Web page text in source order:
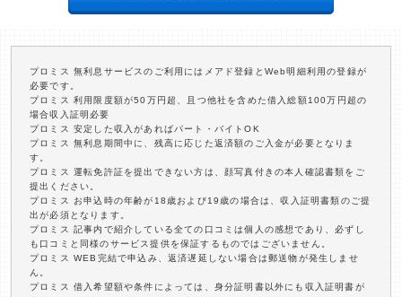
プロミス 無利息サービスのご利用にはメアド登録とWeb明細利用の登録が
必要です。
プロミス 利用限度額が50万円超、且つ他社を含めた借入総額100万円超の
場合収入証明必要
プロミス 安定した収入があればパート・バイトOK
プロミス 無利息期間中に、残高に応じた返済額のご入金が必要となりま
す。
プロミス 運転免許証を提出できない方は、顔写真付きの本人確認書類をご
提出ください。
プロミス お申込時の年齢が18歳および19歳の場合は、収入証明書類のご提
出が必須となります。
プロミス 記事内で紹介している全ての口コミは個人の感想であり、必ずし
も口コミと同様のサービス提供を保証するものではございません。
プロミス WEB完結で申込み、返済遅延しない場合は郵送物が発生しませ
ん。
プロミス 借入希望額や条件によっては、身分証明書以外にも収入証明書が